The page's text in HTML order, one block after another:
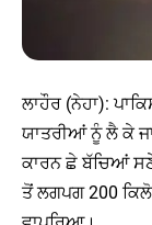
ਲਾਹੌਰ (ਨੇਹਾ):
ਯਾਤਰੀਆਂ ਨੂੰ ਲੈ ਕੇ
ਕਾਰਨ ਛੇ ਬੱਚਿਆਂ
ਤੋਂ ਲਗਪਗ 200